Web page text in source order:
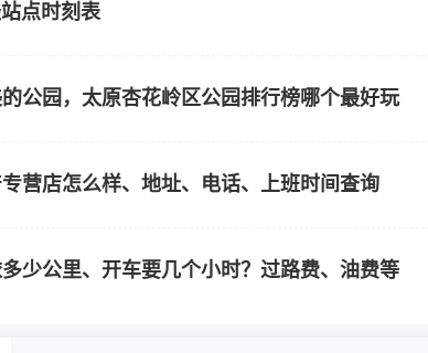
点时刻表
公园，太原杏花岭区公园排行榜哪个最好玩
营店怎么样、地址、电话、上班时间查询
少公里、开车要几个小时？过路费、油费等